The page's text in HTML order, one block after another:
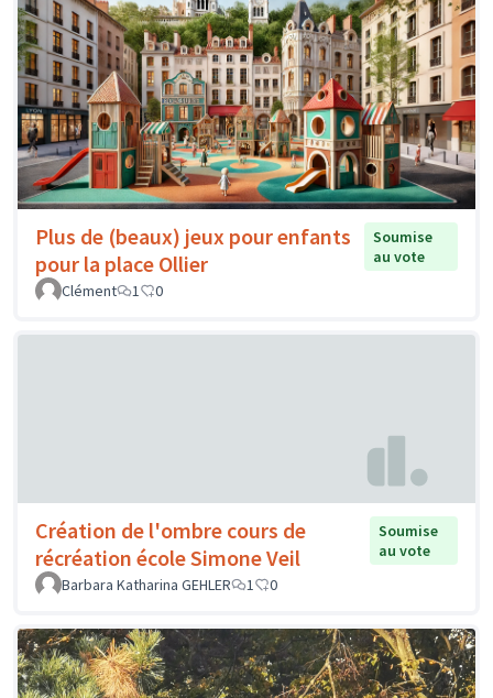
Plus de (beaux) jeux pour enfants
pour la place Ollier
Soumise
au vote
Clément
1 0
Création de l'ombre cours de
récréation école Simone Veil
Soumise
au vote
Barbara Katharina GEHLER
1 0